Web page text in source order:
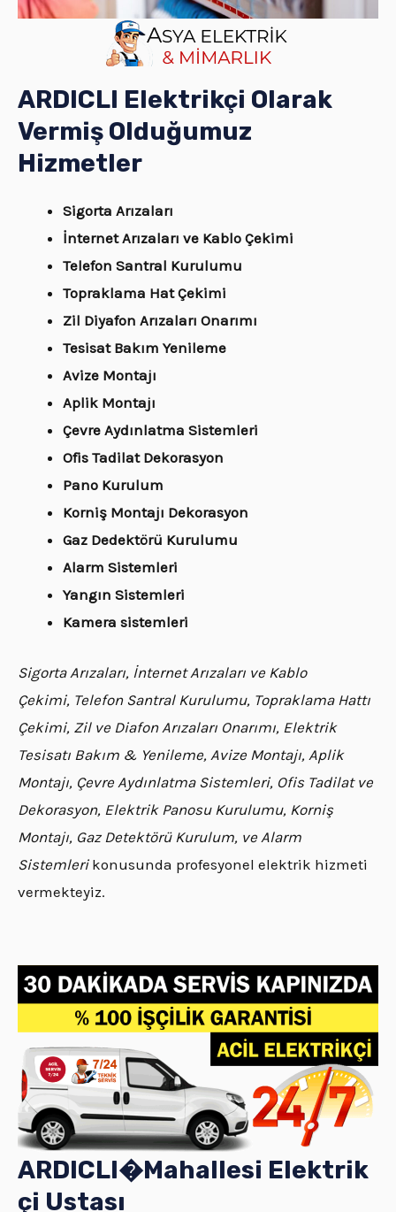
ARDICLI Elektrikçi Olarak
Vermiş Olduğumuz
Hizmetler
Sigorta Arızaları
İnternet Arızaları ve Kablo Çekimi
Telefon Santral Kurulumu
Topraklama Hat Çekimi
Zil Diyafon Arızaları Onarımı
Tesisat Bakım Yenileme
Avize Montajı
Aplik Montajı
Çevre Aydınlatma Sistemleri
Ofis Tadilat Dekorasyon
Pano Kurulum
Korniş Montajı Dekorasyon
Gaz Dedektörü Kurulumu
Alarm Sistemleri
Yangın Sistemleri
Kamera sistemleri
Sigorta Arızaları, İnternet Arızaları ve Kablo
Çekimi, Telefon Santral Kurulumu, Topraklama Hattı
Çekimi, Zil ve Diafon Arızaları Onarımı, Elektrik
Tesisatı Bakım & Yenileme, Avize Montajı, Aplik
Montajı, Çevre Aydınlatma Sistemleri, Ofis Tadilat ve
Dekorasyon, Elektrik Panosu Kurulumu, Korniş
Montajı, Gaz Detektörü Kurulum, ve Alarm
Sistemlerikonusunda profesyonel elektrik hizmeti
vermekteyiz.
ARDICLI�Mahallesi Elektrik
çi Ustası